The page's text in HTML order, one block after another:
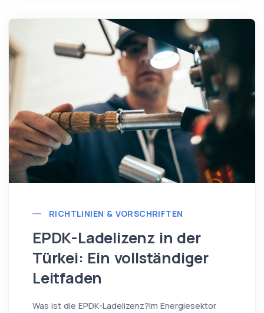
RICHTLINIEN & VORSCHRIFTEN
EPDK-Ladelizenz in der
Türkei: Ein vollständiger
Leitfaden
Was ist die EPDK-Ladelizenz?Im Energiesektor